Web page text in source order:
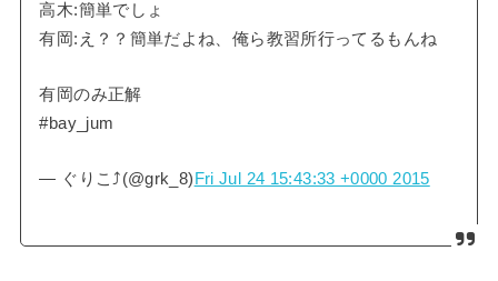
高木:簡単でしょ
有岡:え？？簡単だよね、俺ら教習所行ってるもんね
有岡のみ正解
#bay_jum
— ぐりこ⤴︎(@grk_8)Fri Jul 24 15:43:33 +0000 2015